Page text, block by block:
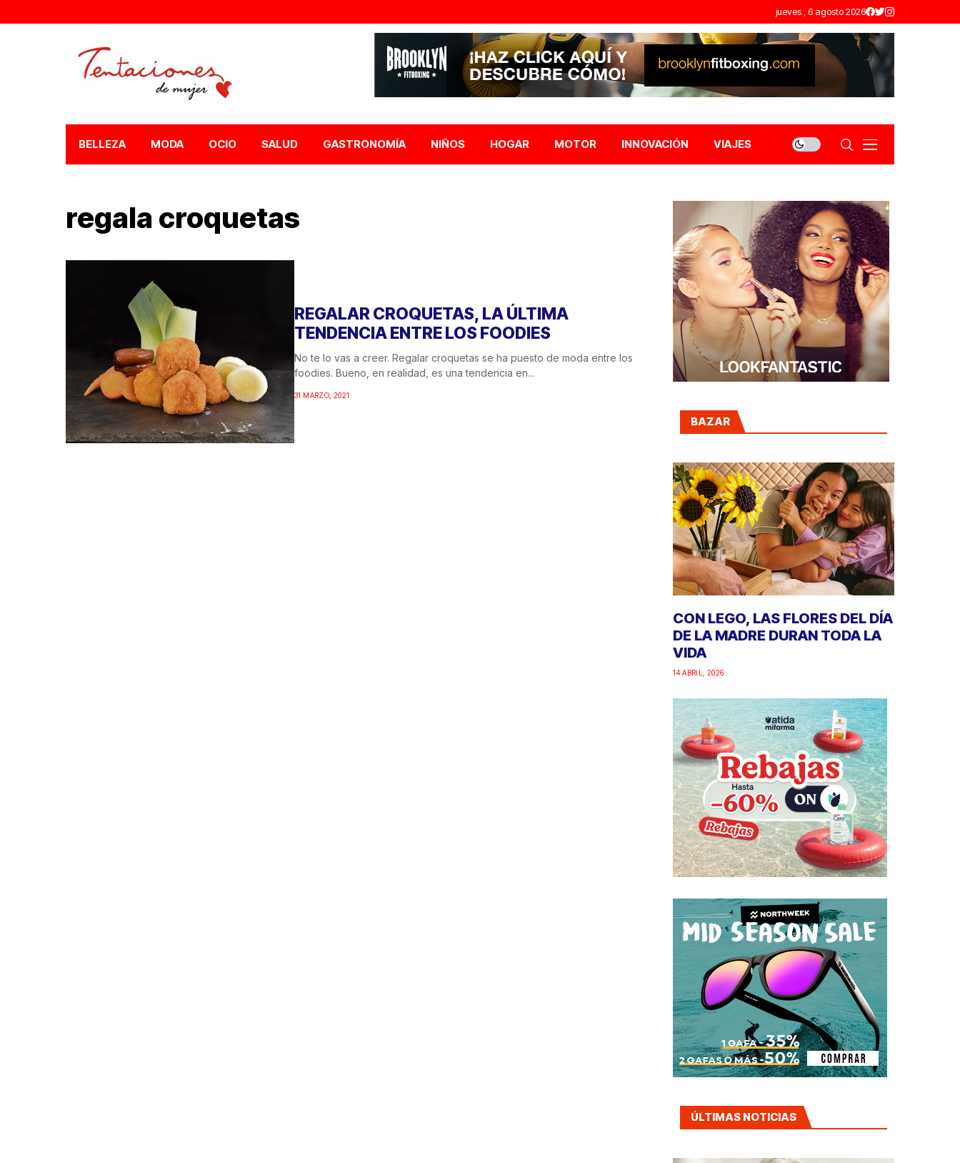
jueves , 6 agosto 2026
BELLEZA MODA OCIO SALUD GASTRONOMÍA NIÑOS HOGAR MOTOR INNOVACIÓN VIAJES
regala croquetas
REGALAR CROQUETAS, LA ÚLTIMA
TENDENCIA ENTRE LOS FOODIES
No te lo vas a creer. Regalar croquetas se ha puesto de moda entre los
foodies. Bueno, en realidad, es una tendencia en...
31 MARZO, 2021
BAZAR
CON LEGO, LAS FLORES DEL DÍA
DE LA MADRE DURAN TODA LA
VIDA
14 ABRIL, 2026
ÚLTIMAS NOTICIAS